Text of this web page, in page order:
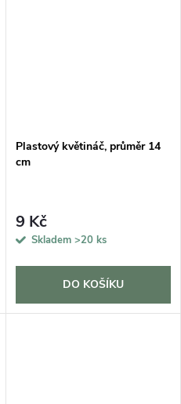
Plastový květináč, průměr 14
cm
9 Kč
Skladem >20 ks
DO KOŠÍKU